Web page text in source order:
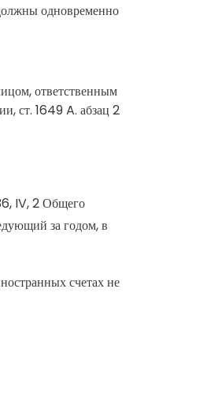
одновременно
ответственным
ст. 1649 A. абзац 2
IV, 2 Общего
за годом, в
счетах не